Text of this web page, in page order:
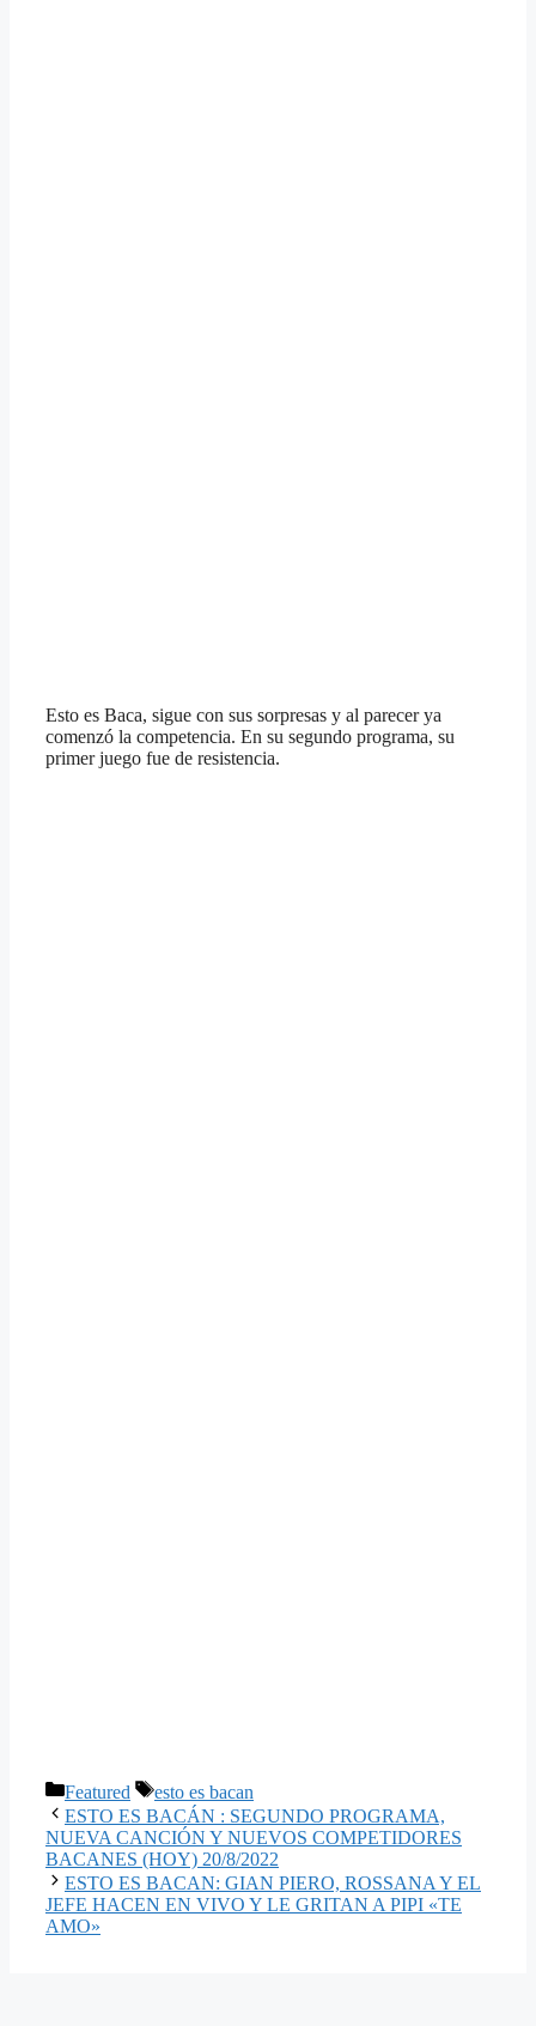
Esto es Baca, sigue con sus sorpresas y al parecer ya
comenzó la competencia. En su segundo programa, su
primer juego fue de resistencia.
Categorías
Featured Etiquetas
esto es bacan
ESTO ES BACÁN : SEGUNDO PROGRAMA,
NUEVA CANCIÓN Y NUEVOS COMPETIDORES
BACANES (HOY) 20/8/2022
ESTO ES BACAN: GIAN PIERO, ROSSANA Y EL
JEFE HACEN EN VIVO Y LE GRITAN A PIPI «TE
AMO»